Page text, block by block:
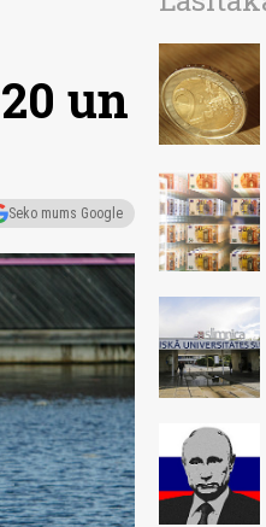
un
Seko mums Google